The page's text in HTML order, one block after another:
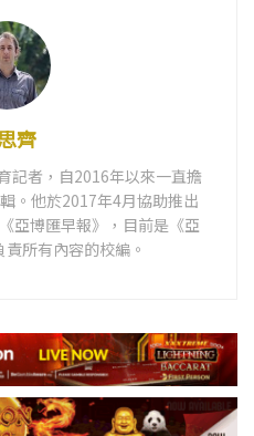
齊
記者，自2016年以來一直擔
。他於2017年4月協助推出
亞博匯早報》，目前是《亞
所有內容的校編。